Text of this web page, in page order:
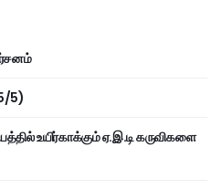
5)
உயிர்காக்கும் ஏ.இ.டி கருவிகளை